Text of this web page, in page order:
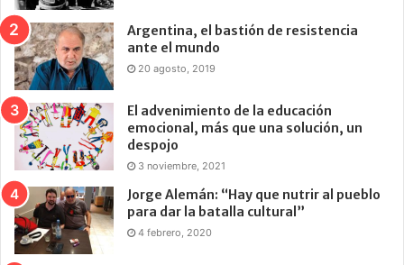
Argentina, el bastión de resistencia
ante el mundo
20 agosto, 2019
El advenimiento de la educación
emocional, más que una solución, un
despojo
3 noviembre, 2021
Jorge Alemán: “Hay que nutrir al pueblo
para dar la batalla cultural”
4 febrero, 2020